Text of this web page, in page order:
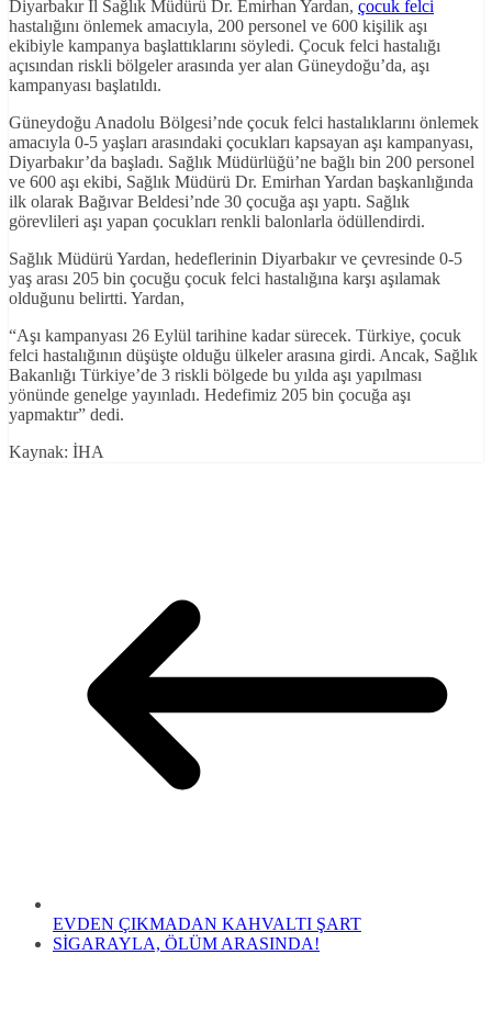
Diyarbakır İl Sağlık Müdürü Dr. Emirhan Yardan, çocuk felci
hastalığını önlemek amacıyla, 200 personel ve 600 kişilik aşı
ekibiyle kampanya başlattıklarını söyledi. Çocuk felci hastalığı
açısından riskli bölgeler arasında yer alan Güneydoğu’da, aşı
kampanyası başlatıldı.
Güneydoğu Anadolu Bölgesi’nde çocuk felci hastalıklarını önlemek
amacıyla 0-5 yaşları arasındaki çocukları kapsayan aşı kampanyası,
Diyarbakır’da başladı. Sağlık Müdürlüğü’ne bağlı bin 200 personel
ve 600 aşı ekibi, Sağlık Müdürü Dr. Emirhan Yardan başkanlığında
ilk olarak Bağıvar Beldesi’nde 30 çocuğa aşı yaptı. Sağlık
görevlileri aşı yapan çocukları renkli balonlarla ödüllendirdi.
Sağlık Müdürü Yardan, hedeflerinin Diyarbakır ve çevresinde 0-5
yaş arası 205 bin çocuğu çocuk felci hastalığına karşı aşılamak
olduğunu belirtti. Yardan,
“Aşı kampanyası 26 Eylül tarihine kadar sürecek. Türkiye, çocuk
felci hastalığının düşüşte olduğu ülkeler arasına girdi. Ancak, Sağlık
Bakanlığı Türkiye’de 3 riskli bölgede bu yılda aşı yapılması
yönünde genelge yayınladı. Hedefimiz 205 bin çocuğa aşı
yapmaktır” dedi.
Kaynak: İHA
EVDEN ÇIKMADAN KAHVALTI ŞART
SİGARAYLA, ÖLÜM ARASINDA!